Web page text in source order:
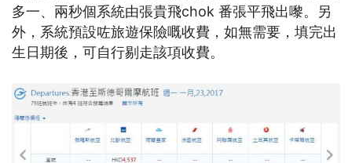
多一、兩秒個系統由張貴飛chok 番張平飛出嚟。另
外，系統預設咗旅遊保險嘅收費，如無需要，填完出
生日期後，可自行剔走該項收費。